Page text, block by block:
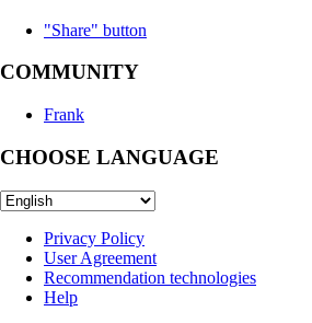
"Share" button
COMMUNITY
Frank
CHOOSE LANGUAGE
Privacy Policy
User Agreement
Recommendation technologies
Help